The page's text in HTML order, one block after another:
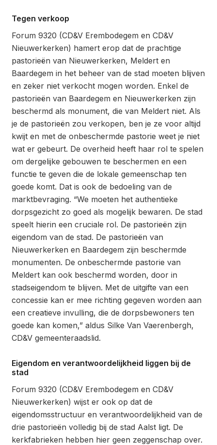
Tegen verkoop
Forum 9320 (CD&V Erembodegem en CD&V
Nieuwerkerken) hamert erop dat de prachtige
pastorieën van Nieuwerkerken, Meldert en
Baardegem in het beheer van de stad moeten blijven
en zeker niet verkocht mogen worden. Enkel de
pastorieën van Baardegem en Nieuwerkerken zijn
beschermd als monument, die van Meldert niet. Als
je de pastorieën zou verkopen, ben je ze voor altijd
kwijt en met de onbeschermde pastorie weet je niet
wat er gebeurt. De overheid heeft haar rol te spelen
om dergelijke gebouwen te beschermen en een
functie te geven die de lokale gemeenschap ten
goede komt. Dat is ook de bedoeling van de
marktbevraging. “We moeten het authentieke
dorpsgezicht zo goed als mogelijk bewaren. De stad
speelt hierin een cruciale rol. De pastorieën zijn
eigendom van de stad. De pastorieën van
Nieuwerkerken en Baardegem zijn beschermde
monumenten. De onbeschermde pastorie van
Meldert kan ook beschermd worden, door in
stadseigendom te blijven. Met de uitgifte van een
concessie kan er mee richting gegeven worden aan
een creatieve invulling, die de dorpsbewoners ten
goede kan komen,” aldus Silke Van Vaerenbergh,
CD&V gemeenteraadslid.
Eigendom en verantwoordelijkheid liggen bij de
stad
Forum 9320 (CD&V Erembodegem en CD&V
Nieuwerkerken) wijst er ook op dat de
eigendomsstructuur en verantwoordelijkheid van de
drie pastorieën volledig bij de stad Aalst ligt. De
kerkfabrieken hebben hier geen zeggenschap over.